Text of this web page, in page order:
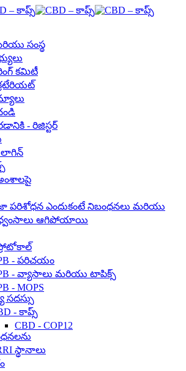
సంస్థ
కమిటీ
- రిజిస్టర్
లాగిన్
పరిశోధన ఎందుకంటే నిబంధనలు మరియు
ఆగిపోయాయి
- పరిచయం
- వ్యాసాలు మరియు టాపిక్స్
- MOPS
సదస్సు
- కాప్స్
CBD - COP12
స్థానాలు